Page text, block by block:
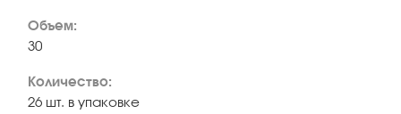
Объем:
30
Количество:
26 шт. в упаковке